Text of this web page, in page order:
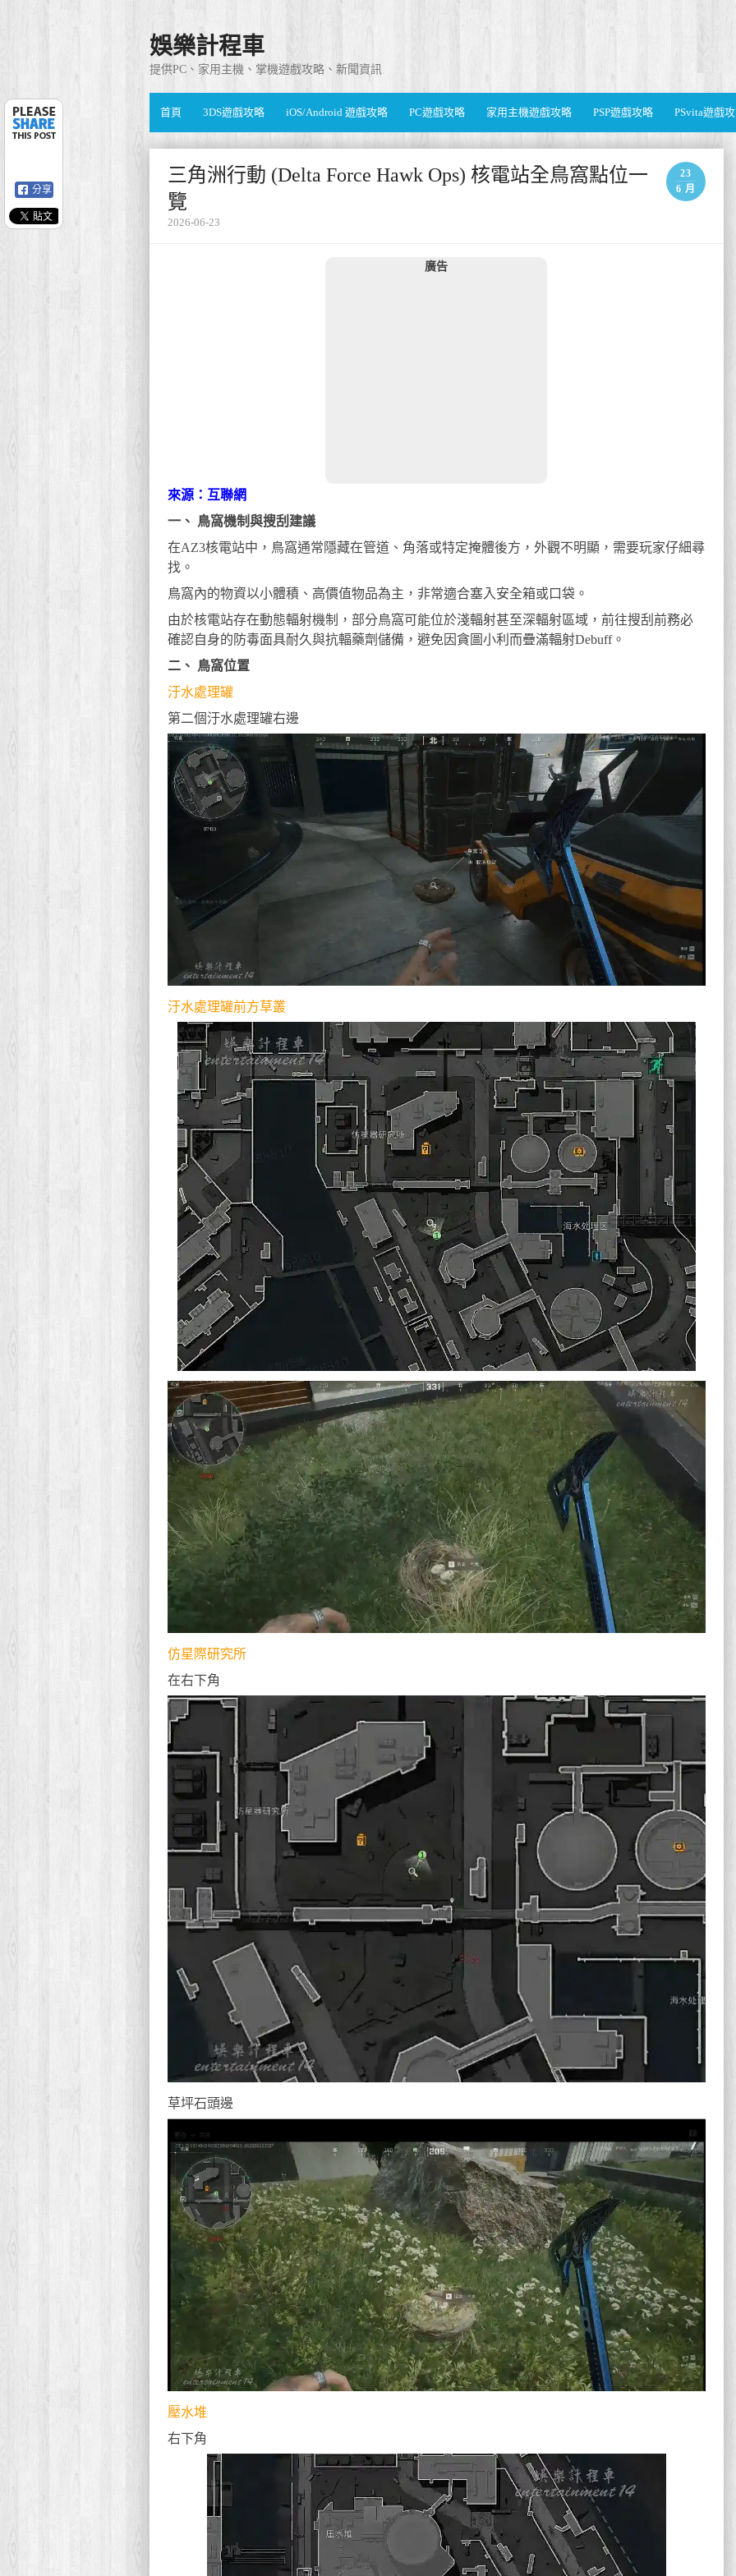
娛樂計程車
提供PC、家用主機、掌機遊戲攻略、新聞資訊
首頁 3DS遊戲攻略 iOS/Android 遊戲攻略 PC遊戲攻略 家用主機遊戲攻略 PSP遊戲攻略 PSvita遊戲
三角洲行動 (Delta Force Hawk Ops) 核電站全鳥窩點位一
覽
23
6 月
2026-06-23
廣告
來源：互聯網
一、 鳥窩機制與搜刮建議
在AZ3核電站中，鳥窩通常隱藏在管道、角落或特定掩體後方，外觀不明顯，需要玩家仔細尋
找。
鳥窩內的物資以小體積、高價值物品為主，非常適合塞入安全箱或口袋。
由於核電站存在動態輻射機制，部分鳥窩可能位於淺輻射甚至深輻射區域，前往搜刮前務必
確認自身的防毒面具耐久與抗輻藥劑儲備，避免因貪圖小利而疊滿輻射Debuff。
二、 鳥窩位置
汙水處理罐
第二個汙水處理罐右邊
汙水處理罐前方草叢
仿星際研究所
在右下角
草坪石頭邊
壓水堆
右下角
分享